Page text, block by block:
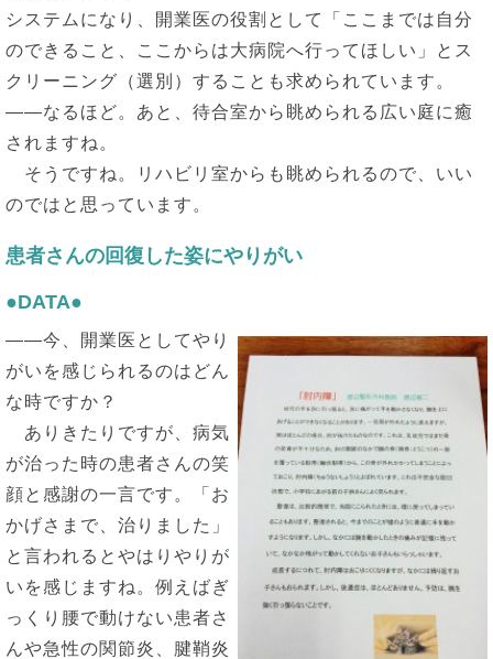
システムになり、開業医の役割として「ここまでは自分
のできること、ここからは大病院へ行ってほしい」とス
クリーニング（選別）することも求められています。
――なるほど。あと、待合室から眺められる広い庭に癒
されますね。
そうですね。リハビリ室からも眺められるので、いい
のではと思っています。
患者さんの回復した姿にやりがい
●DATA●
――今、開業医としてやり
がいを感じられるのはどん
な時ですか？
ありきたりですが、病気
が治った時の患者さんの笑
顔と感謝の一言です。「お
かげさまで、治りました」
と言われるとやはりやりが
いを感じますね。例えばぎ
っくり腰で動けない患者さ
んや急性の関節炎、腱鞘炎